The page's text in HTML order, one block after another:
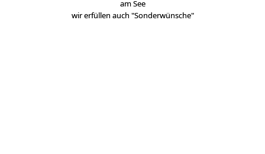
am See
wir erfüllen auch "Sonderwünsche"